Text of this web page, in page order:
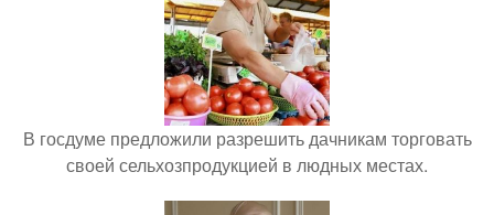
В госдуме предложили разрешить дачникам торговать
своей сельхозпродукцией в людных местах.